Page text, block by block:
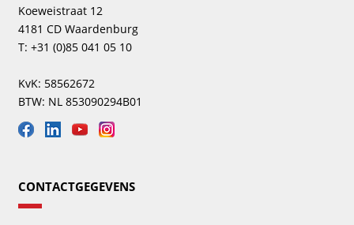
Koeweistraat 12
4181 CD Waardenburg
T: +31 (0)85 041 05 10
KvK: 58562672
BTW: NL 853090294B01
CONTACTGEGEVENS